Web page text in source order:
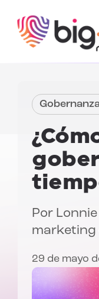
Por
marketing
29 de mayo